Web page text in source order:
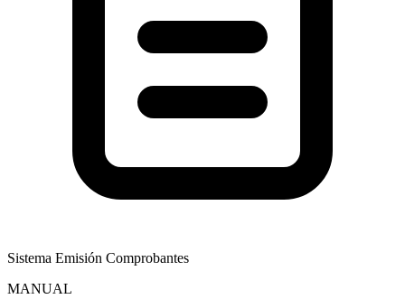
Sistema Emisión Comprobantes
MANUAL